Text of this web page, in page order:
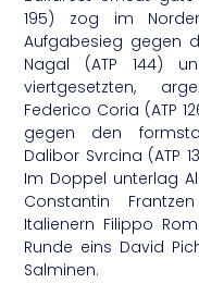
195) zog im
Aufgabesieg gegen
Nagal (ATP 144)
viertgesetzten,
Federico Coria (ATP
gegen den
Dalibor Svrcina (ATP
Im Doppel unterlag
Constantin
Italienern Filippo
Runde eins David
Salminen.